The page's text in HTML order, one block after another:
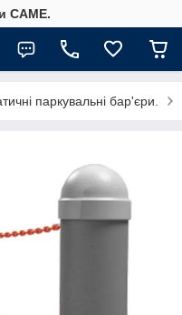
CAME.
паркувальні бар'єри.